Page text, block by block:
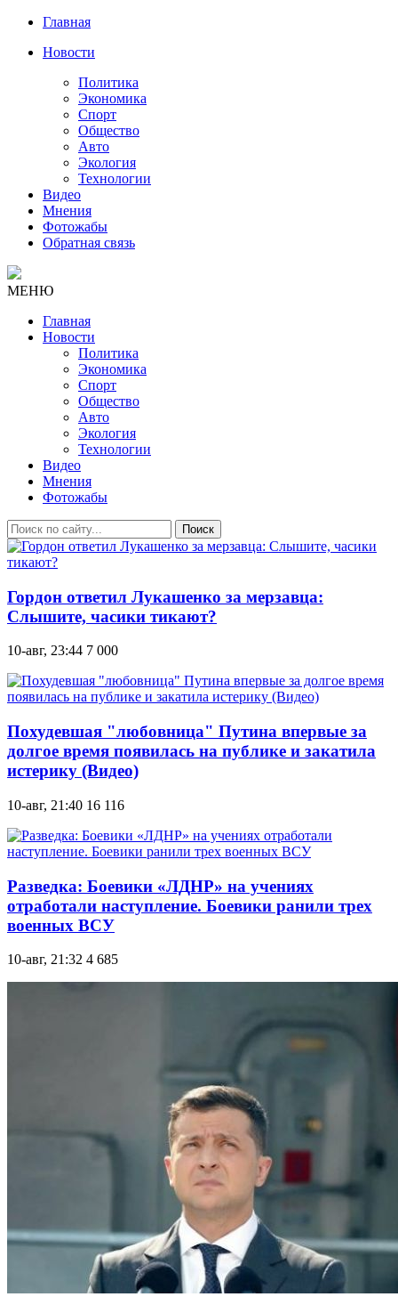
Главная
Новости
Политика
Экономика
Спорт
Общество
Авто
Экология
Технологии
Видео
Мнения
Фотожабы
Обратная связь
МЕНЮ
Главная
Новости
Политика
Экономика
Спорт
Общество
Авто
Экология
Технологии
Видео
Мнения
Фотожабы
Поиск
Гордон ответил Лукашенко за мерзавца:
Слышите, часики тикают?
10-авг, 23:44 7 000
Похудевшая "любовница" Путина впервые за
долгое время появилась на публике и закатила
истерику (Видео)
10-авг, 21:40 16 116
Разведка: Боевики «ЛДНР» на учениях
отработали наступление. Боевики ранили трех
военных ВСУ
10-авг, 21:32 4 685